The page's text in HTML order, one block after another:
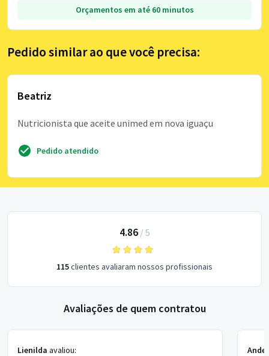
Orçamentos em até 60 minutos
Pedido similar ao que você precisa:
Beatriz
Nutricionista que aceite unimed em nova iguaçu
Pedido atendido
4.86/ 5
115clientes avaliaram nossos profissionais
Avaliações de quem contratou
Lienilda avaliou: